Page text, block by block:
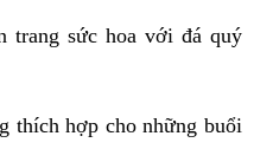
trang sức hoa với đá quý
thích hợp cho những buổi